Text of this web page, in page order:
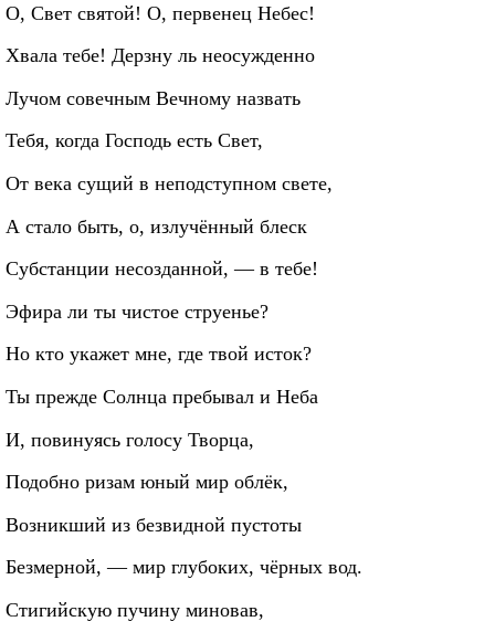
О, Свет святой! О, первенец Небес!
Хвала тебе! Дерзну ль неосужденно
Лучом совечным Вечному назвать
Тебя, когда Господь есть Свет,
От века сущий в неподступном свете,
А стало быть, о, излучённый блеск
Субстанции несозданной, — в тебе!
Эфира ли ты чистое струенье?
Но кто укажет мне, где твой исток?
Ты прежде Солнца пребывал и Неба
И, повинуясь голосу Творца,
Подобно ризам юный мир облёк,
Возникший из безвидной пустоты
Безмерной, — мир глубоких, чёрных вод.
Стигийскую пучину миновав,